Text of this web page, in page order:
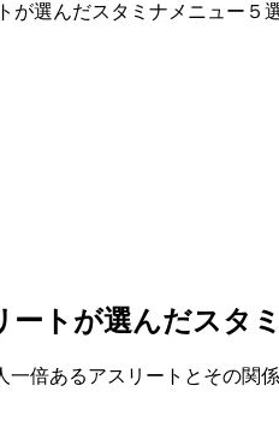
が選んだスタミナメニュー５
ートが選んだスタ
一倍あるアスリートとその